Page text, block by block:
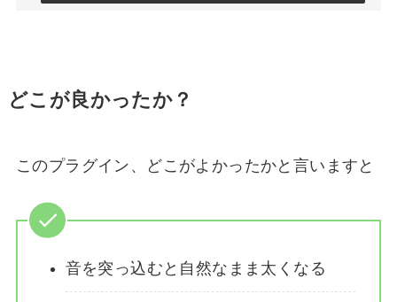
どこが良かったか？
このプラグイン、どこがよかったかと言いますと
音を突っ込むと自然なまま太くなる